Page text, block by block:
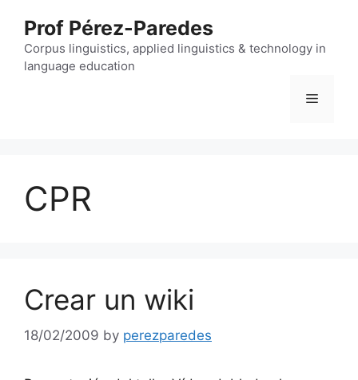
content
Prof Pérez-Paredes
Corpus linguistics, applied linguistics & technology in
language education
Menu
CPR
Crear un wiki
18/02/2009 by perezparedes